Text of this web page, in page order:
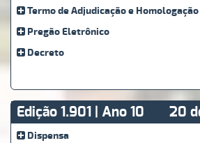
Termo de Adjudicação e Homologação
Pregão Eletrônico
Decreto
Edição 1.901 | Ano 10 20
Dispensa